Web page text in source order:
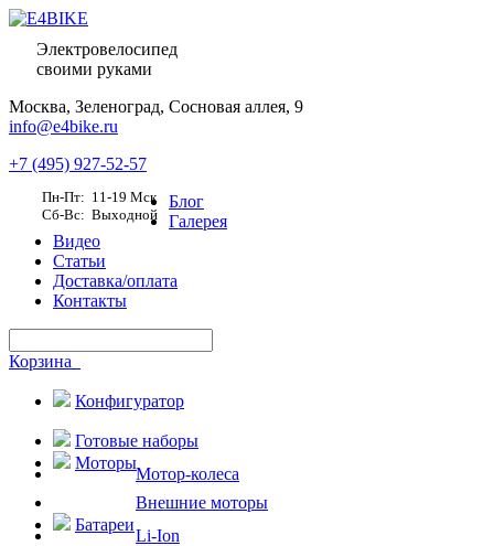
Электровелосипед
своими руками
Москва, Зеленоград, Сосновая аллея, 9
info@e4bike.ru
+7 (495) 927-52-57
Пн-Пт: 11-19 Мск
Сб-Вс: Выходной
Блог
Галерея
Видео
Статьи
Доставка/оплата
Контакты
Корзина
Конфигуратор
Готовые наборы
Моторы
Мотор-колеса
Внешние моторы
Батареи
Li-Ion